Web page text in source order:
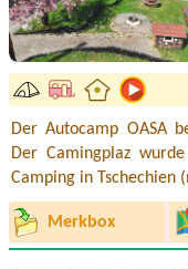
Der Autocamp OASA
Der Camingplaz
Camping in Tschechien
Merkbox